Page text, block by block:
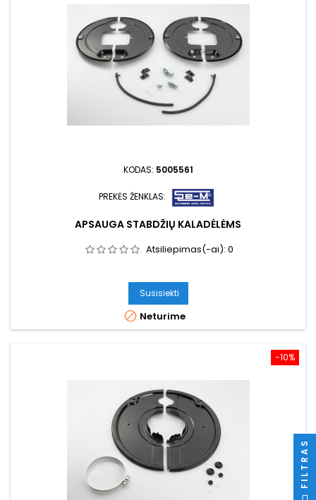
KODAS: 5005561
PREKĖS ŽENKLAS:
APSAUGA STABDŽIŲ KALADĖLĖMS
Atsiliepimas(-ai): 0
Susisiekti
 Neturime
−10%
FILTRAS